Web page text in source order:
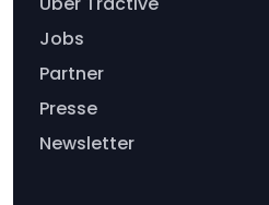
Jobs
Partner
Presse
Newsletter